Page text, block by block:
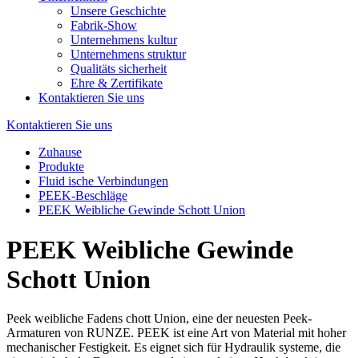
Unsere Geschichte
Fabrik-Show
Unternehmens kultur
Unternehmens struktur
Qualitäts sicherheit
Ehre & Zertifikate
Kontaktieren Sie uns
Kontaktieren Sie uns
Zuhause
Produkte
Fluid ische Verbindungen
PEEK-Beschläge
PEEK Weibliche Gewinde Schott Union
PEEK Weibliche Gewinde
Schott Union
Peek weibliche Fadens chott Union, eine der neuesten Peek-
Armaturen von RUNZE. PEEK ist eine Art von Material mit hoher
mechanischer Festigkeit. Es eignet sich für Hydraulik systeme, die